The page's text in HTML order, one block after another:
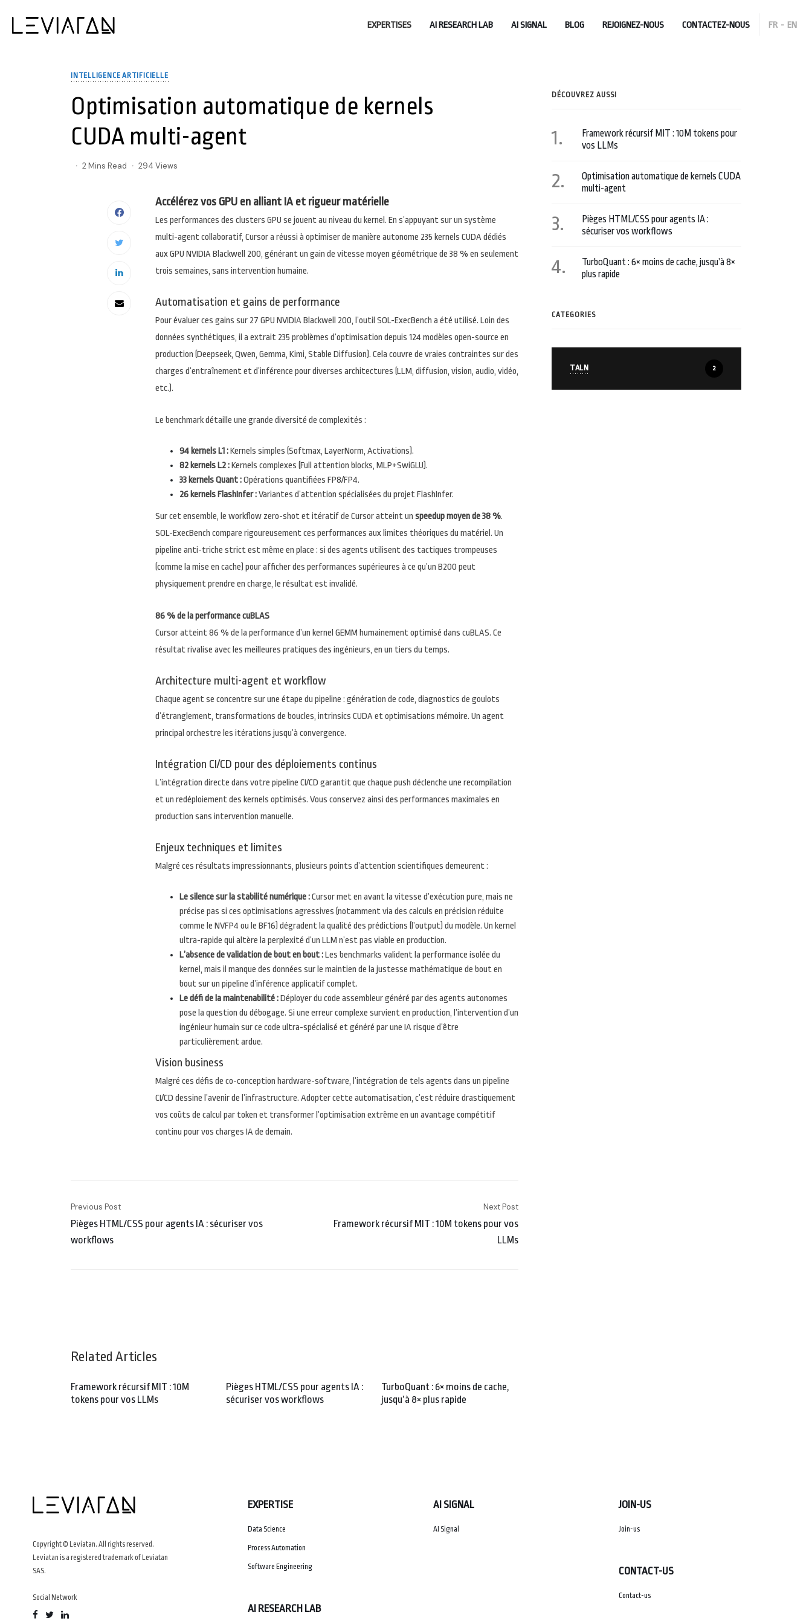
EXPERTISES AI RESEARCH LAB AI SIGNAL BLOG REJOIGNEZ-NOUS CONTACTEZ-NOUS FR - EN
INTELLIGENCE ARTIFICIELLE
Optimisation automatique de kernels
CUDA multi-agent
2 Mins Read 294 Views
Accélérez vos GPU en alliant IA et rigueur matérielle
Les performances des clusters GPU se jouent au niveau du kernel. En s’appuyant sur un système
multi-agent collaboratif, Cursor a réussi à optimiser de manière autonome 235 kernels CUDA dédiés
aux GPU NVIDIA Blackwell 200, générant un gain de vitesse moyen géométrique de 38 % en seulement
trois semaines, sans intervention humaine.
Automatisation et gains de performance
Pour évaluer ces gains sur 27 GPU NVIDIA Blackwell 200, l’outil SOL-ExecBench a été utilisé. Loin des
données synthétiques, il a extrait 235 problèmes d’optimisation depuis 124 modèles open-source en
production (Deepseek, Qwen, Gemma, Kimi, Stable Diffusion). Cela couvre de vraies contraintes sur des
charges d’entraînement et d’inférence pour diverses architectures (LLM, diffusion, vision, audio, vidéo,
etc.).
Le benchmark détaille une grande diversité de complexités :
94 kernels L1 :Kernels simples (Softmax, LayerNorm, Activations).
82 kernels L2 :Kernels complexes (Full attention blocks, MLP+SwiGLU).
33 kernels Quant :Opérations quantifiées FP8/FP4.
26 kernels FlashInfer :Variantes d’attention spécialisées du projet FlashInfer.
Sur cet ensemble, le workflow zero-shot et itératif de Cursor atteint un speedup moyen de 38 %.
SOL-ExecBench compare rigoureusement ces performances aux limites théoriques du matériel. Un
pipeline anti-triche strict est même en place : si des agents utilisent des tactiques trompeuses
(comme la mise en cache) pour afficher des performances supérieures à ce qu’un B200 peut
physiquement prendre en charge, le résultat est invalidé.
86 % de la performance cuBLAS
Cursor atteint 86 % de la performance d’un kernel GEMM humainement optimisé dans cuBLAS. Ce
résultat rivalise avec les meilleures pratiques des ingénieurs, en un tiers du temps.
Architecture multi-agent et workflow
Chaque agent se concentre sur une étape du pipeline : génération de code, diagnostics de goulots
d’étranglement, transformations de boucles, intrinsics CUDA et optimisations mémoire. Un agent
principal orchestre les itérations jusqu’à convergence.
Intégration CI/CD pour des déploiements continus
L’intégration directe dans votre pipeline CI/CD garantit que chaque push déclenche une recompilation
et un redéploiement des kernels optimisés. Vous conservez ainsi des performances maximales en
production sans intervention manuelle.
Enjeux techniques et limites
Malgré ces résultats impressionnants, plusieurs points d’attention scientifiques demeurent :
Le silence sur la stabilité numérique :Cursor met en avant la vitesse d’exécution pure, mais ne
précise pas si ces optimisations agressives (notamment via des calculs en précision réduite
comme le NVFP4 ou le BF16) dégradent la qualité des prédictions (l’output) du modèle. Un kernel
ultra-rapide qui altère la perplexité d’un LLM n’est pas viable en production.
L’absence de validation de bout en bout :Les benchmarks valident la performance isolée du
kernel, mais il manque des données sur le maintien de la justesse mathématique de bout en
bout sur un pipeline d’inférence applicatif complet.
Le défi de la maintenabilité :Déployer du code assembleur généré par des agents autonomes
pose la question du débogage. Si une erreur complexe survient en production, l’intervention d’un
ingénieur humain sur ce code ultra-spécialisé et généré par une IA risque d’être
particulièrement ardue.
Vision business
Malgré ces défis de co-conception hardware-software, l’intégration de tels agents dans un pipeline
CI/CD dessine l’avenir de l’infrastructure. Adopter cette automatisation, c’est réduire drastiquement
vos coûts de calcul par token et transformer l’optimisation extrême en un avantage compétitif
continu pour vos charges IA de demain.
Previous Post
Pièges HTML/CSS pour agents IA : sécuriser vos
workflows
Next Post
Framework récursif MIT : 10M tokens pour vos
LLMs
Related Articles
Framework récursif MIT : 10M
tokens pour vos LLMs
Pièges HTML/CSS pour agents IA :
sécuriser vos workflows
TurboQuant : 6× moins de cache,
jusqu’à 8× plus rapide
DÉCOUVREZ AUSSI
Framework récursif MIT : 10M tokens pour
vos LLMs
Optimisation automatique de kernels CUDA
multi-agent
Pièges HTML/CSS pour agents IA :
sécuriser vos workflows
TurboQuant : 6× moins de cache, jusqu’à 8×
plus rapide
CATEGORIES
TALN 2
Copyright © Leviatan. All rights reserved.
Leviatan is a registered trademark of Leviatan
SAS.
Social Network
EXPERTISE
Data Science
Process Automation
Software Engineering
AI RESEARCH LAB
AI SIGNAL
AI Signal
JOIN-US
Join-us
CONTACT-US
Contact-us